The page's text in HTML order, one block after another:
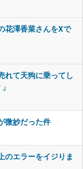
花澤香菜さんをXで
れて天狗に乗ってし
微妙だった件
のエラーをイジりま